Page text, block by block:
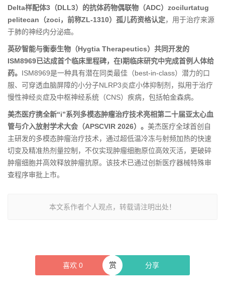
Delta样配体3（DLL3）的抗体药物偶联物（ADC）zocilurtatug
pelitecan（zoci，前称ZL-1310）孤儿药资格认定，用于治疗来源
于肺的神经内分泌癌。
英矽智能与衡泰生物（Hygtia Therapeutics）共同开发的
ISM8969已达成首个临床里程碑，在I期临床研究中完成首例人体给
药。 ISM8969是一种具有潜在同类最佳（best-in-class）潜力的口
服、可穿透血脑屏障的小分子NLRP3炎症小体抑制剂，拟用于治疗
慢性神经炎症及中枢神经系统（CNS）疾病，包括帕金森病。
美杰医疗携全新“i”系列多模态肿瘤治疗技术亮相第二十届亚太心血
管与介入放射学术大会（APSCVIR 2026）。 美杰医疗全球首创自
主研发的多模态肿瘤治疗技术，通过超低温冷冻与射频加热的快速
切变及精准热剂量控制，不仅实现肿瘤细胞原位高效灭活，更破碎
肿瘤细胞并高效释放肿瘤抗原。该技术已通过创新医疗器械特殊审
查程序审批上市。
本文系作者个人观点，转载请注明出处！
喜欢 0 分享
赏